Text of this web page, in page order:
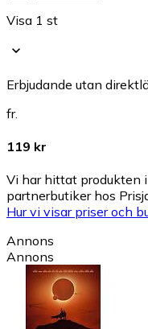
Visa 1 st
Erbjudande utan
fr.
119 kr
Vi har hittat produkten
partnerbutiker hos
Hur vi visar priser och
Annons
Annons